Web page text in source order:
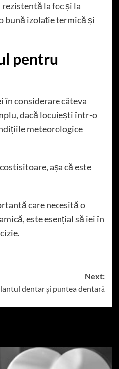
la foc și la
bună izolație termică și
pentru
în considerare câteva
dacă locuiești într-o
meteorologice
așa că este
care necesită o
este esențial să iei în
Next:
dentar și puntea dentară